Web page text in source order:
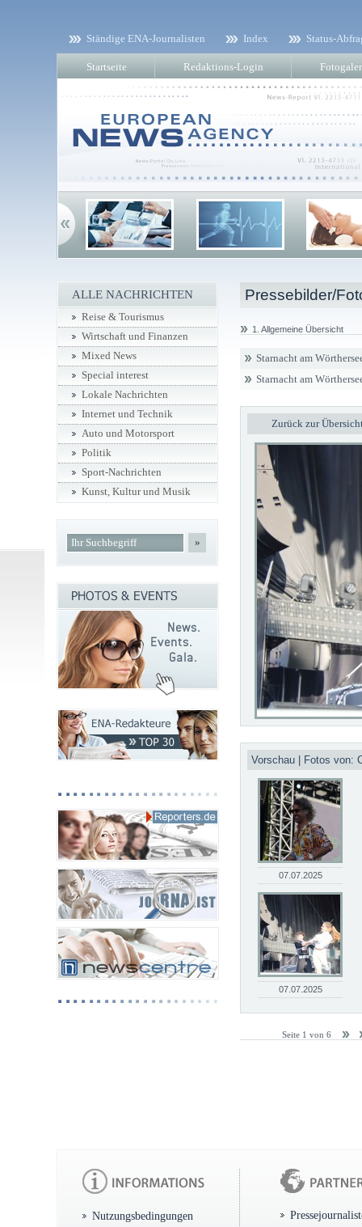
Ständige ENA-Journalisten Index Status-
Startseite Redaktions-Login
Pressebilder/
1. Allgemeine Übersicht
Starnacht am
Starnacht am
Zurück zur
Vorschau | Fotos von:
07.07.2025
07.07.2025
Seite 1 von 6
ALLE NACHRICHTEN
Reise & Tourismus
Wirtschaft und Finanzen
Mixed News
Special interest
Lokale Nachrichten
Internet und Technik
Auto und Motorsport
Politik
Sport-Nachrichten
Kunst, Kultur und Musik
»
Nutzungsbedingungen